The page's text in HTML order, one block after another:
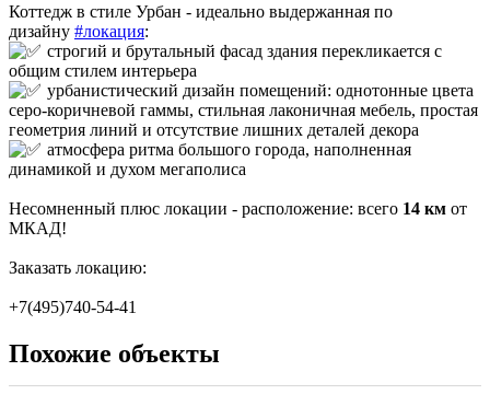
Коттедж в стиле Урбан - идеально выдержанная по
дизайну #локация:
строгий и брутальный фасад здания перекликается с
общим стилем интерьера
урбанистический дизайн помещений: однотонные цвета
серо-коричневой гаммы, стильная лаконичная мебель, простая
геометрия линий и отсутствие лишних деталей декора
атмосфера ритма большого города, наполненная
динамикой и духом мегаполиса
Несомненный плюс локации - расположение: всего 14 км от
МКАД!
Заказать локацию:
+7(495)740-54-41
Похожие объекты